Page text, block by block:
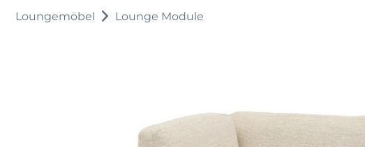
Loungemöbel Lounge Module